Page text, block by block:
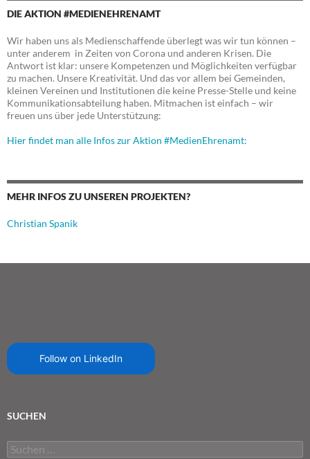
DIE AKTION #MEDIENEHRENAMT
Wir haben uns als Medienschaffende überlegt was wir tun können –
unter anderem in Zeiten von Corona und anderen Krisen. Die
Antwort ist klar: unsere Kompetenzen und Möglichkeiten verfügbar
zu machen. Unsere Kreativität. Und das vor allem bei Gemeinden,
kleinen Vereinen und Institutionen die keine Presse-Stelle und keine
Kommunikationsabteilung haben. Mitmachen ist einfach – wir
freuen uns über jede Unterstützung:
Hier findet man alle Infos zur Aktion #MedienEhrenamt:
MEHR INFOS ZU UNSEREN PROJEKTEN?
Christian Spanik
Follow on LinkedIn
SUCHEN
Suchen